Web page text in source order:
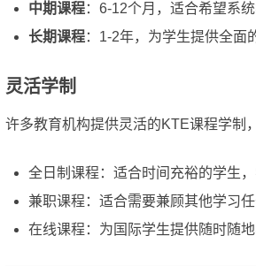
中期课程：6-12个月，适合希望系
长期课程：1-2年，为学生提供全面
灵活学制
许多教育机构提供灵活的KTE课程学制
全日制课程：适合时间充裕的学生，
兼职课程：适合需要兼顾其他学习
在线课程：为国际学生提供随时随地